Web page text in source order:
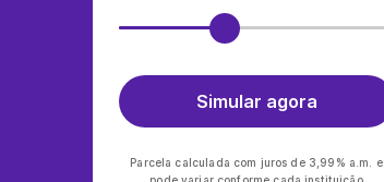
Simular agora
Parcela calculada com juros de 3,99% a.m. e